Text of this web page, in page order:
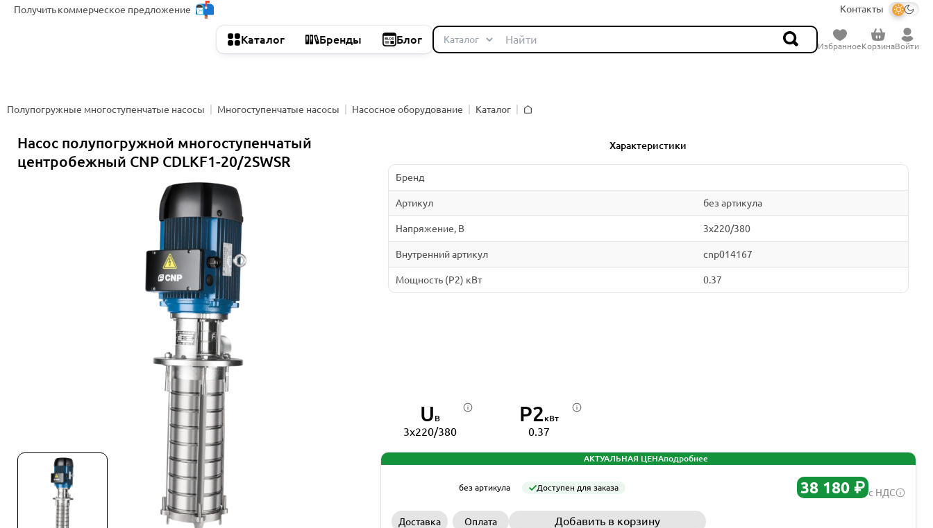
Получитькоммерческое предложение Контакты
Каталог Бренды Блог
ИзбранноеКорзинаВойти
Полупогружные многоступенчатые насосы Многоступенчатые насосы Насосное оборудование
Каталог
Насос полупогружной многоступенчатый
центробежный CNP CDLKF1-20/2SWSR
Характеристики
Бренд
Артикул без артикула
Напряжение, В 3x220/380
Внутренний артикул cnp014167
Мощность (P2) кВт 0.37
U В
3x220/380
P2кВт
0.37
АКТУАЛЬНАЯ ЦЕНАподробнее
без артикула Доступен для заказа 38 180 ₽ с НДС
Доставка Оплата Добавить в корзину